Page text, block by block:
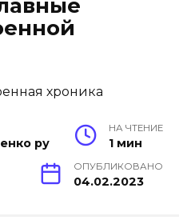
ру
НА ЧТЕНИЕ
1 мин
ОПУБЛИКОВАНО
04.02.2023